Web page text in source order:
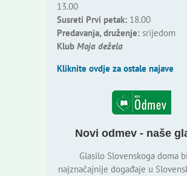
13.00
Susreti Prvi petak:18.00
Predavanja, druženje:srijedom
Klub Moja dežela
Kliknite ovdje za ostale najave
Novi odmev - naše
Glasilo Slovenskoga doma
najznačajnije događaje u